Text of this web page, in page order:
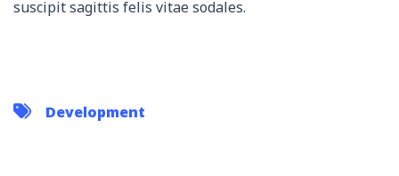
suscipit sagittis felis vitae sodales.
Development